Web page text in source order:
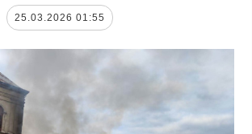
25.03.2026 01:55